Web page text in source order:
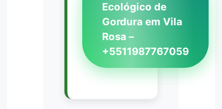
Ecológico de
Gordura em Vila
Rosa –
+5511987767059